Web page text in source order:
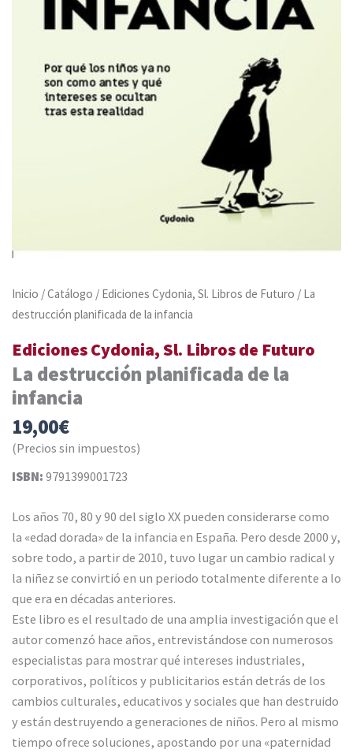
Inicio /Catálogo / Ediciones Cydonia, Sl. Libros de Futuro / La
destrucción planificada de la infancia
Ediciones Cydonia, Sl. Libros de Futuro
La destrucción planificada de la
infancia
19,00€
(Precios sin impuestos)
ISBN: 9791399001723
Los años 70, 80 y 90 del siglo XX pueden considerarse como
la «edad dorada» de la infancia en España. Pero desde 2000 y,
sobre todo, a partir de 2010, tuvo lugar un cambio radical y
la niñez se convirtió en un periodo totalmente diferente a lo
que era en décadas anteriores.
Este libro es el resultado de una amplia investigación que el
autor comenzó hace años, entrevistándose con numerosos
especialistas para mostrar qué intereses industriales,
corporativos, políticos y publicitarios están detrás de los
cambios culturales, educativos y sociales que han destruido
y están destruyendo a generaciones de niños. Pero al mismo
tiempo ofrece soluciones, apostando por una «paternidad